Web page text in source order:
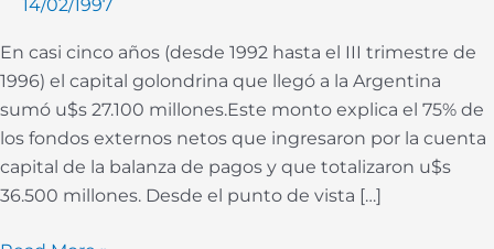
14/02/1997
En casi cinco años (desde 1992 hasta el III trimestre de
1996) el capital golondrina que llegó a la Argentina
sumó u$s 27.100 millones.Este monto explica el 75% de
los fondos externos netos que ingresaron por la cuenta
capital de la balanza de pagos y que totalizaron u$s
36.500 millones. Desde el punto de vista […]
cinco
años
es
golondrina